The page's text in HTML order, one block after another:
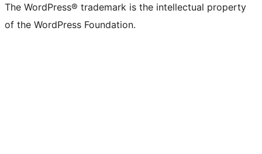
The WordPress® trademark is the intellectual property
of the WordPress Foundation.